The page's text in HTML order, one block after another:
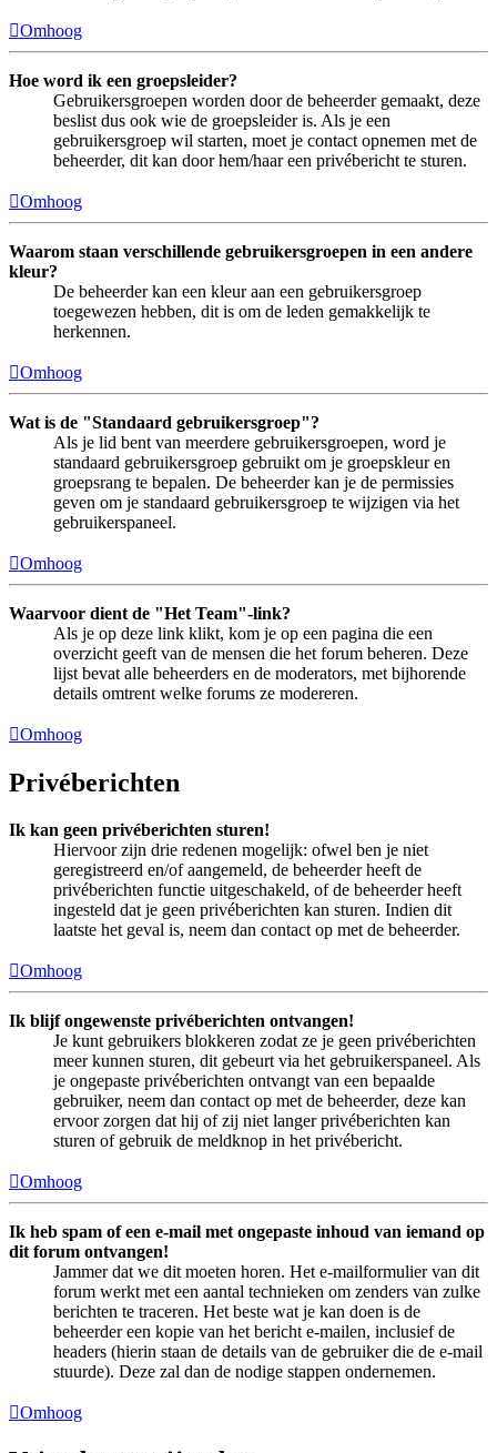
Omhoog
Hoe word ik een groepsleider?
Gebruikersgroepen worden door de beheerder gemaakt, deze
beslist dus ook wie de groepsleider is. Als je een
gebruikersgroep wil starten, moet je contact opnemen met de
beheerder, dit kan door hem/haar een privébericht te sturen.
Omhoog
Waarom staan verschillende gebruikersgroepen in een andere
kleur?
De beheerder kan een kleur aan een gebruikersgroep
toegewezen hebben, dit is om de leden gemakkelijk te
herkennen.
Omhoog
Wat is de "Standaard gebruikersgroep"?
Als je lid bent van meerdere gebruikersgroepen, word je
standaard gebruikersgroep gebruikt om je groepskleur en
groepsrang te bepalen. De beheerder kan je de permissies
geven om je standaard gebruikersgroep te wijzigen via het
gebruikerspaneel.
Omhoog
Waarvoor dient de "Het Team"-link?
Als je op deze link klikt, kom je op een pagina die een
overzicht geeft van de mensen die het forum beheren. Deze
lijst bevat alle beheerders en de moderators, met bijhorende
details omtrent welke forums ze modereren.
Omhoog
Privéberichten
Ik kan geen privéberichten sturen!
Hiervoor zijn drie redenen mogelijk: ofwel ben je niet
geregistreerd en/of aangemeld, de beheerder heeft de
privéberichten functie uitgeschakeld, of de beheerder heeft
ingesteld dat je geen privéberichten kan sturen. Indien dit
laatste het geval is, neem dan contact op met de beheerder.
Omhoog
Ik blijf ongewenste privéberichten ontvangen!
Je kunt gebruikers blokkeren zodat ze je geen privéberichten
meer kunnen sturen, dit gebeurt via het gebruikerspaneel. Als
je ongepaste privéberichten ontvangt van een bepaalde
gebruiker, neem dan contact op met de beheerder, deze kan
ervoor zorgen dat hij of zij niet langer privéberichten kan
sturen of gebruik de meldknop in het privébericht.
Omhoog
Ik heb spam of een e-mail met ongepaste inhoud van iemand op
dit forum ontvangen!
Jammer dat we dit moeten horen. Het e-mailformulier van dit
forum werkt met een aantal technieken om zenders van zulke
berichten te traceren. Het beste wat je kan doen is de
beheerder een kopie van het bericht e-mailen, inclusief de
headers (hierin staan de details van de gebruiker die de e-mail
stuurde). Deze zal dan de nodige stappen ondernemen.
Omhoog